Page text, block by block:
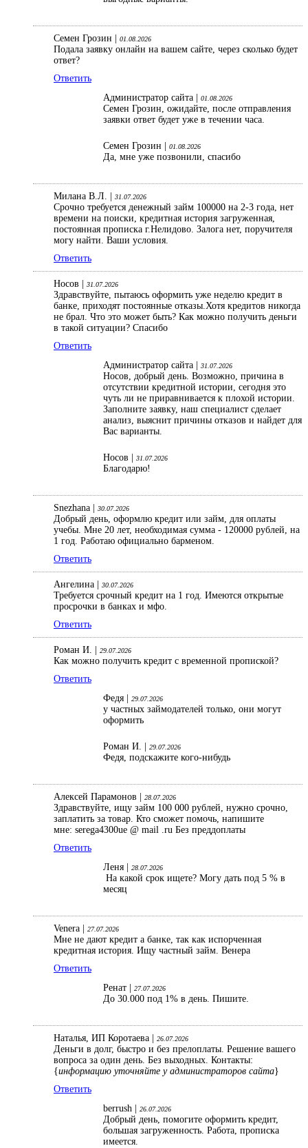
Семен Грозин | 01.08.2026
Подала заявку онлайн на вашем сайте, через сколько будет
ответ?
Ответить
Администратор сайта |
01.08.2026
Семен Грозин, ожидайте, после отправления
заявки ответ будет уже в течении часа.
Семен Грозин | 01.08.2026
Да, мне уже позвонили, спасибо
Милана В.Л. | 31.07.2026
Срочно требуется денежный займ 100000 на 2-3 года, нет
времени на поиски, кредитная история загруженная,
постоянная прописка г.Нелидово. Залога нет, поручителя
могу найти. Ваши условия.
Ответить
Носов | 31.07.2026
Здравствуйте, пытаюсь оформить уже неделю кредит в
банке, приходят постоянные отказы.Хотя кредитов никогда
не брал. Что это может быть? Как можно получить деньги
в такой ситуации? Спасибо
Ответить
Администратор сайта |
31.07.2026
Носов, добрый день. Возможно, причина в
отсутствии кредитной истории, сегодня это
чуть ли не приравнивается к плохой истории.
Заполните заявку, наш специалист сделает
анализ, выяснит причины отказов и найдет для
Вас варианты.
Носов | 31.07.2026
Благодарю!
Snezhana | 30.07.2026
Добрый день, оформлю кредит или займ, для оплаты
учебы. Мне 20 лет, необходимая сумма - 120000 рублей, на
1 год. Работаю официально барменом.
Ответить
Ангелина | 30.07.2026
Требуется срочный кредит на 1 год. Имеются открытые
просрочки в банках и мфо.
Ответить
Роман И. | 29.07.2026
Как можно получить кредит с временной пропиской?
Ответить
Федя |
29.07.2026
у частных займодателей только, они могут
оформить
Роман И. | 29.07.2026
Федя, подскажите кого-нибудь
Алексей Парамонов | 28.07.2026
Здравствуйте, ищу займ 100 000 рублей, нужно срочно,
заплатить за товар. Кто сможет помочь, напишите
мне: serega4300ue @ mail .ru Без преддоплаты
Ответить
Леня |
28.07.2026
На какой срок ищете? Могу дать под 5 % в
месяц
Venera | 27.07.2026
Мне не дают кредит а банке, так как испорченная
кредитная история. Ищу частный займ. Венера
Ответить
Ренат |
27.07.2026
До 30.000 под 1% в день. Пишите.
Наталья, ИП Коротаева | 26.07.2026
Деньги в долг, быстро и без прелоплаты. Решение вашего
вопроса за один день. Без выходных. Контакты:
{информацию уточняйте у администраторов сайта}
Ответить
berrush |
26.07.2026
Добрый день, помогите оформить кредит,
большая загруженность. Работа, прописка
имеется.